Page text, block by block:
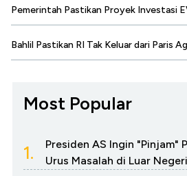
Pemerintah Pastikan Proyek Investasi
Bahlil Pastikan RI Tak Keluar dari Paris
Most Popular
1.
Presiden AS Ingin "Pinjam"
Urus Masalah di Luar Negeri